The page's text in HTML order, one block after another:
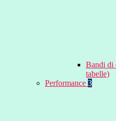
Bandi di
tabelle)
Performance 3